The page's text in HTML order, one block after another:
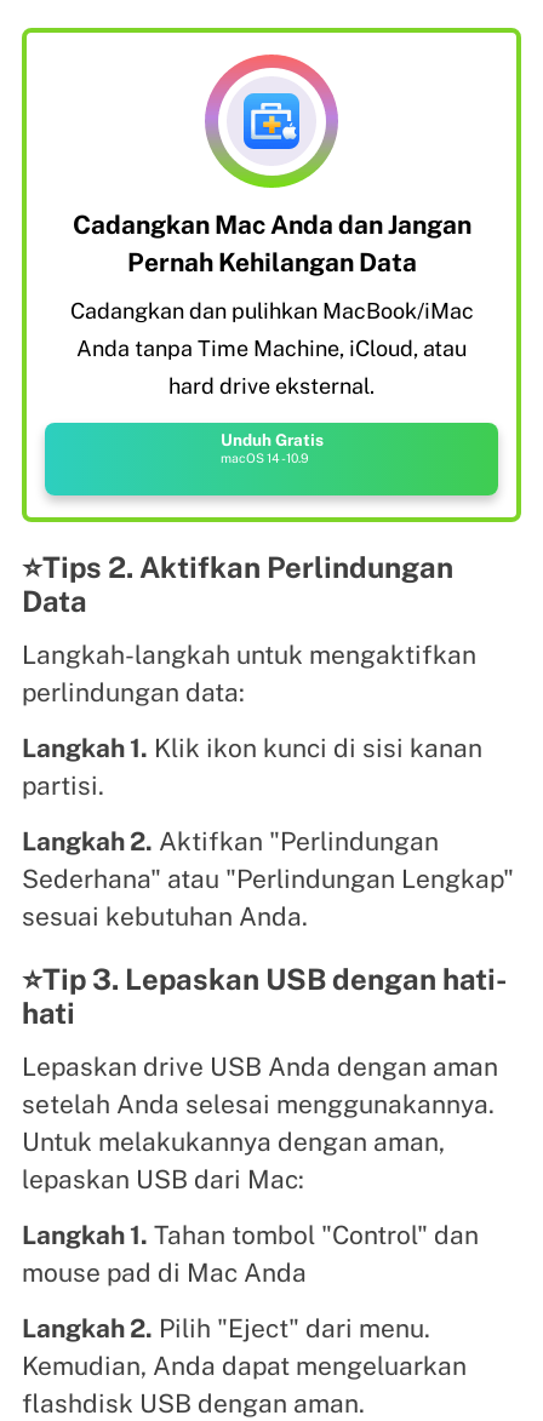
Cadangkan Mac Anda dan Jangan
Pernah Kehilangan Data
Cadangkan dan pulihkan MacBook/iMac
Anda tanpa Time Machine, iCloud, atau
hard drive eksternal.
Unduh Gratis
macOS 14 - 10.9
⭐Tips 2. Aktifkan Perlindungan
Data
Langkah-langkah untuk mengaktifkan
perlindungan data:
Langkah 1. Klik ikon kunci di sisi kanan
partisi.
Langkah 2. Aktifkan "Perlindungan
Sederhana" atau "Perlindungan Lengkap"
sesuai kebutuhan Anda.
⭐Tip 3. Lepaskan USB dengan hati-
hati
Lepaskan drive USB Anda dengan aman
setelah Anda selesai menggunakannya.
Untuk melakukannya dengan aman,
lepaskan USB dari Mac:
Langkah 1. Tahan tombol "Control" dan
mouse pad di Mac Anda
Langkah 2. Pilih "Eject" dari menu.
Kemudian, Anda dapat mengeluarkan
flashdisk USB dengan aman.